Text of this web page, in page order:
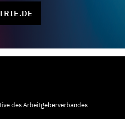
des Arbeitgeberverbandes